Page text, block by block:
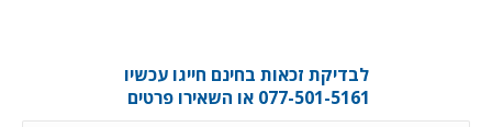
לבדיקת זכאות בחינם חייגו עכשיו
077-501-5161 או השאירו פרטים